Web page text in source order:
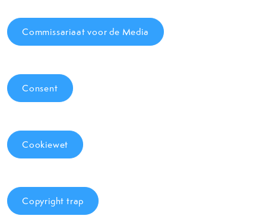
Commissariaat voor de Media
Consent
Cookiewet
Copyright trap